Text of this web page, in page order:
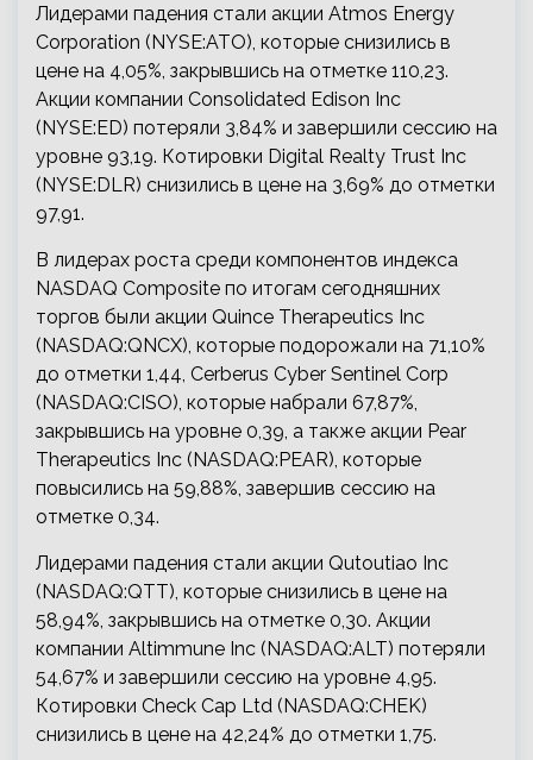
Лидерами падения стали акции Atmos Energy
Corporation (NYSE:ATO), которые снизились в
цене на 4,05%, закрывшись на отметке 110,23.
Акции компании Consolidated Edison Inc
(NYSE:ED) потеряли 3,84% и завершили сессию на
уровне 93,19. Котировки Digital Realty Trust Inc
(NYSE:DLR) снизились в цене на 3,69% до отметки
97,91.
В лидерах роста среди компонентов индекса
NASDAQ Composite по итогам сегодняшних
торгов были акции Quince Therapeutics Inc
(NASDAQ:QNCX), которые подорожали на 71,10%
до отметки 1,44, Cerberus Cyber Sentinel Corp
(NASDAQ:CISO), которые набрали 67,87%,
закрывшись на уровне 0,39, а также акции Pear
Therapeutics Inc (NASDAQ:PEAR), которые
повысились на 59,88%, завершив сессию на
отметке 0,34.
Лидерами падения стали акции Qutoutiao Inc
(NASDAQ:QTT), которые снизились в цене на
58,94%, закрывшись на отметке 0,30. Акции
компании Altimmune Inc (NASDAQ:ALT) потеряли
54,67% и завершили сессию на уровне 4,95.
Котировки Check Cap Ltd (NASDAQ:CHEK)
снизились в цене на 42,24% до отметки 1,75.